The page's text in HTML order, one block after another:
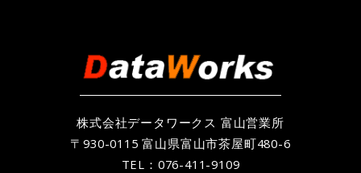
株式会社データワークス 富山営業所
〒930-0115 富山県富山市茶屋町480-6
TEL： 076-411-9109